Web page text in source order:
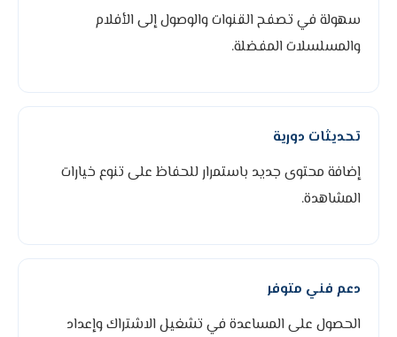
سهولة في تصفح القنوات والوصول إلى الأفلام
والمسلسلات المفضلة.
تحديثات دورية
إضافة محتوى جديد باستمرار للحفاظ على تنوع خيارات
المشاهدة.
دعم فني متوفر
الحصول على المساعدة في تشغيل الاشتراك وإعداد